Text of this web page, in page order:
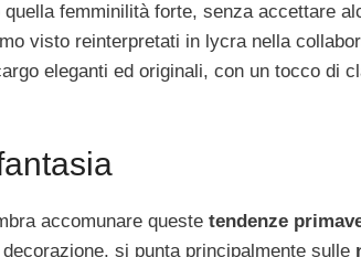
femminilità forte, senza accettare
visto reinterpretati in lycra nella
eleganti ed originali, con un tocco di
accomunare queste tendenze
si punta principalmente sulle